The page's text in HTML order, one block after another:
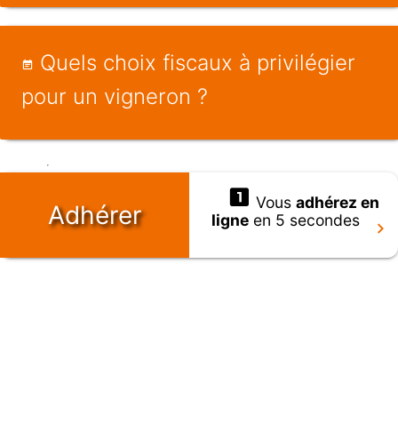
Quels choix fiscaux à privilégier
pour un vigneron ?
Adhérer Vousadhérez en
ligneen 5 secondes